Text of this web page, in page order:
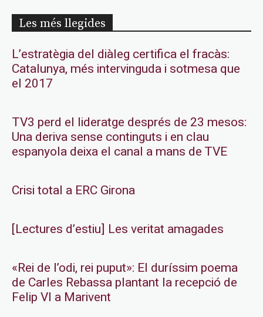
Les més llegides
L’estratègia del diàleg certifica el fracàs:
Catalunya, més intervinguda i sotmesa que
el 2017
TV3 perd el lideratge després de 23 mesos:
Una deriva sense continguts i en clau
espanyola deixa el canal a mans de TVE
Crisi total a ERC Girona
[Lectures d’estiu] Les veritat amagades
«Rei de l’odi, rei puput»: El duríssim poema
de Carles Rebassa plantant la recepció de
Felip VI a Marivent